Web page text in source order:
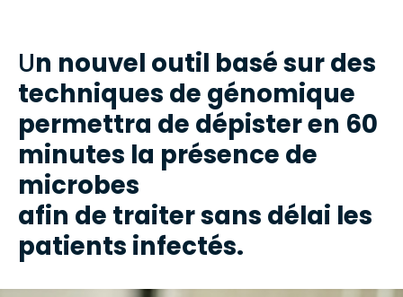
Un nouvel outil basé sur des
techniques de génomique
permettra de dépister en 60
minutes la présence de
microbes
afin de traiter sans délai les
patients infectés.